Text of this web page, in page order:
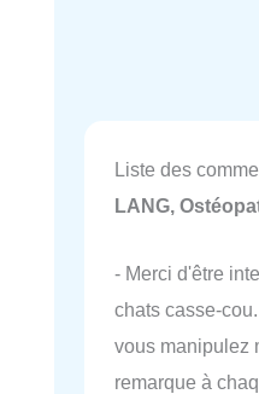
Liste des
LANG,
- Merci d'être
chats casse-
vous manipulez
remarque à